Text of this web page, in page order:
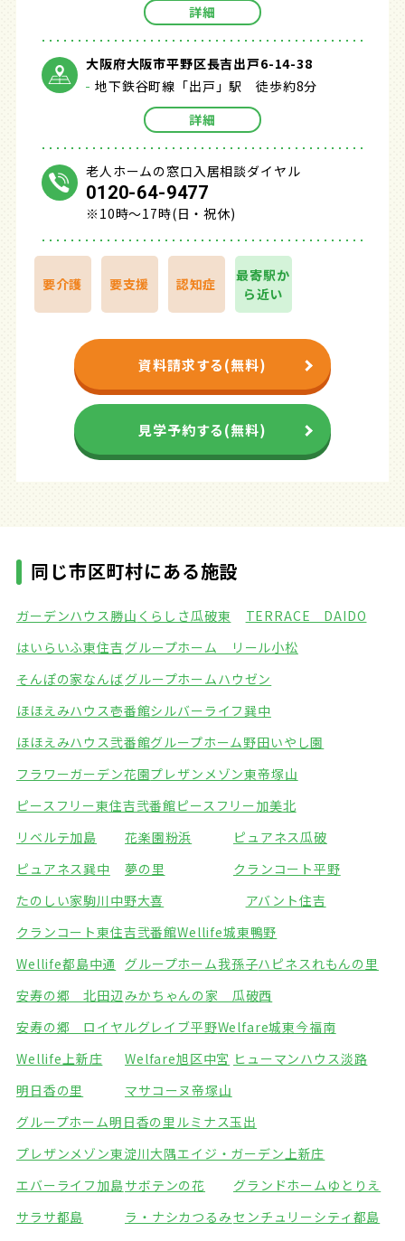
詳細
大阪府大阪市平野区長吉出戸6-14-38
地下鉄谷町線「出戸」駅 徒歩約8分
詳細
老人ホームの窓口入居相談ダイヤル
0120-64-9477
※10時～17時(日・祝休)
要介護 要支援 認知症
最寄駅か
ら近い
資料請求する(無料)
見学予約する(無料)
同じ市区町村にある施設
ガーデンハウス勝山 くらしさ瓜破東
TERRACE DAIDO
はいらいふ東住吉 グループホーム リール小松
そんぽの家なんばグループホームハウゼン
ほほえみハウス壱番館シルバーライフ巽中
ほほえみハウス弐番館グループホーム野田いやし園
フラワーガーデン花園プレザンメゾン東帝塚山
ピースフリー東住吉弐番館ピースフリー加美北
リベルテ加島
花楽園粉浜
ピュアネス瓜破
ピュアネス巽中
夢の里
クランコート平野
たのしい家駒川中野大喜
アバント住吉
クランコート東住吉弐番館Wellife城東鴨野
Wellife都島中通
グループホーム我孫子ハピネスれもんの里
安寿の郷 北田辺 みかちゃんの家 瓜破西
安寿の郷 ロイヤルグレイブ平野Welfare城東今福南
Wellife上新庄
Welfare旭区中宮 ヒューマンハウス淡路
明日香の里
マサコーヌ帝塚山
グループホーム明日香の里 ルミナス玉出
プレザンメゾン東淀川大隅エイジ・ガーデン上新庄
エバーライフ加島サボテンの花
グランドホームゆとりえ
サラサ都島
ラ・ナシカつるみセンチュリーシティ都島